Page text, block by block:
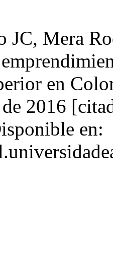
JC, Mera
en
2016
en: